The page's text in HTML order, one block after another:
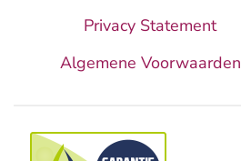
Privacy Statement
Algemene Voorwaarden